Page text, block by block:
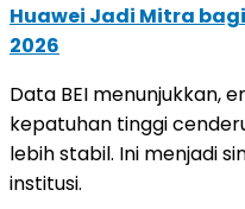
Huawei Jadi Mitra bagi
2026
Data BEI menunjukkan,
kepatuhan tinggi
lebih stabil. Ini menjadi
institusi.